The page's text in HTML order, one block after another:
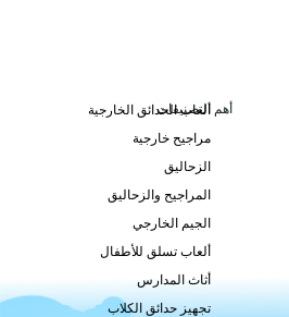
أهم التصنيفات
ألعاب الحدائق الخارجية
مراجيح خارجية
الزحاليق
المراجيح والزحاليق
الجيم الخارجي
ألعاب تسلق للأطفال
أثاث المدارس
تجهيز حدائق الكلاب